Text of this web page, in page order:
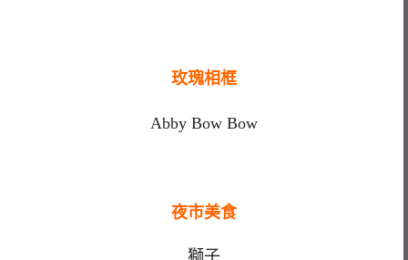
玫瑰相框
Abby Bow Bow
夜市美食